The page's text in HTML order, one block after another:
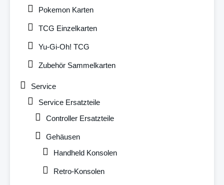
Pokemon Karten
TCG Einzelkarten
Yu-Gi-Oh! TCG
Zubehör Sammelkarten
Service
Service Ersatzteile
Controller Ersatzteile
Gehäusen
Handheld Konsolen
Retro-Konsolen